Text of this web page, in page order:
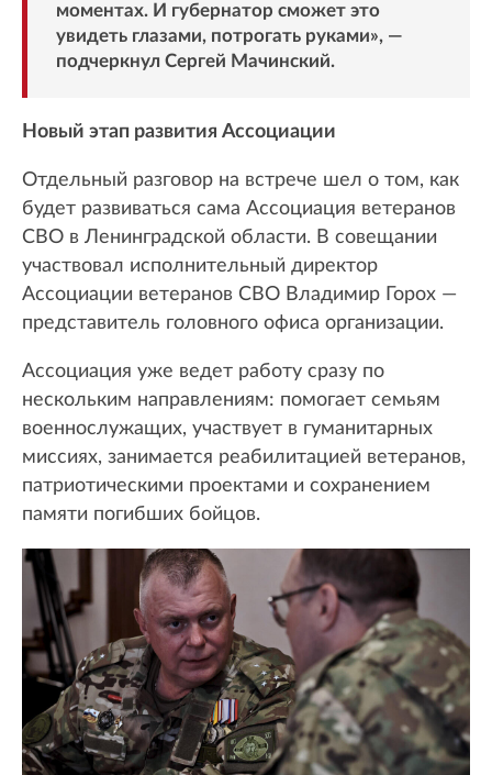
моментах. И губернатор сможет это
увидеть глазами, потрогать руками», —
подчеркнул Сергей Мачинский.
Новый этап развития Ассоциации
Отдельный разговор на встрече шел о том, как
будет развиваться сама Ассоциация ветеранов
СВО в Ленинградской области. В совещании
участвовал исполнительный директор
Ассоциации ветеранов СВО Владимир Горох —
представитель головного офиса организации.
Ассоциация уже ведет работу сразу по
нескольким направлениям: помогает семьям
военнослужащих, участвует в гуманитарных
миссиях, занимается реабилитацией ветеранов,
патриотическими проектами и сохранением
памяти погибших бойцов.